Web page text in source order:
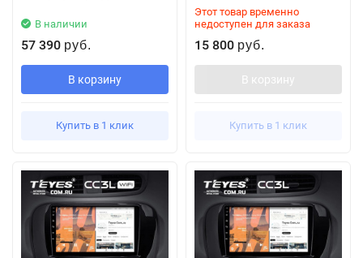
В наличии
57 390 руб.
В корзину
Купить в 1 клик
Этот товар временно
недоступен для заказа
15 800 руб.
В корзину
Купить в 1 клик